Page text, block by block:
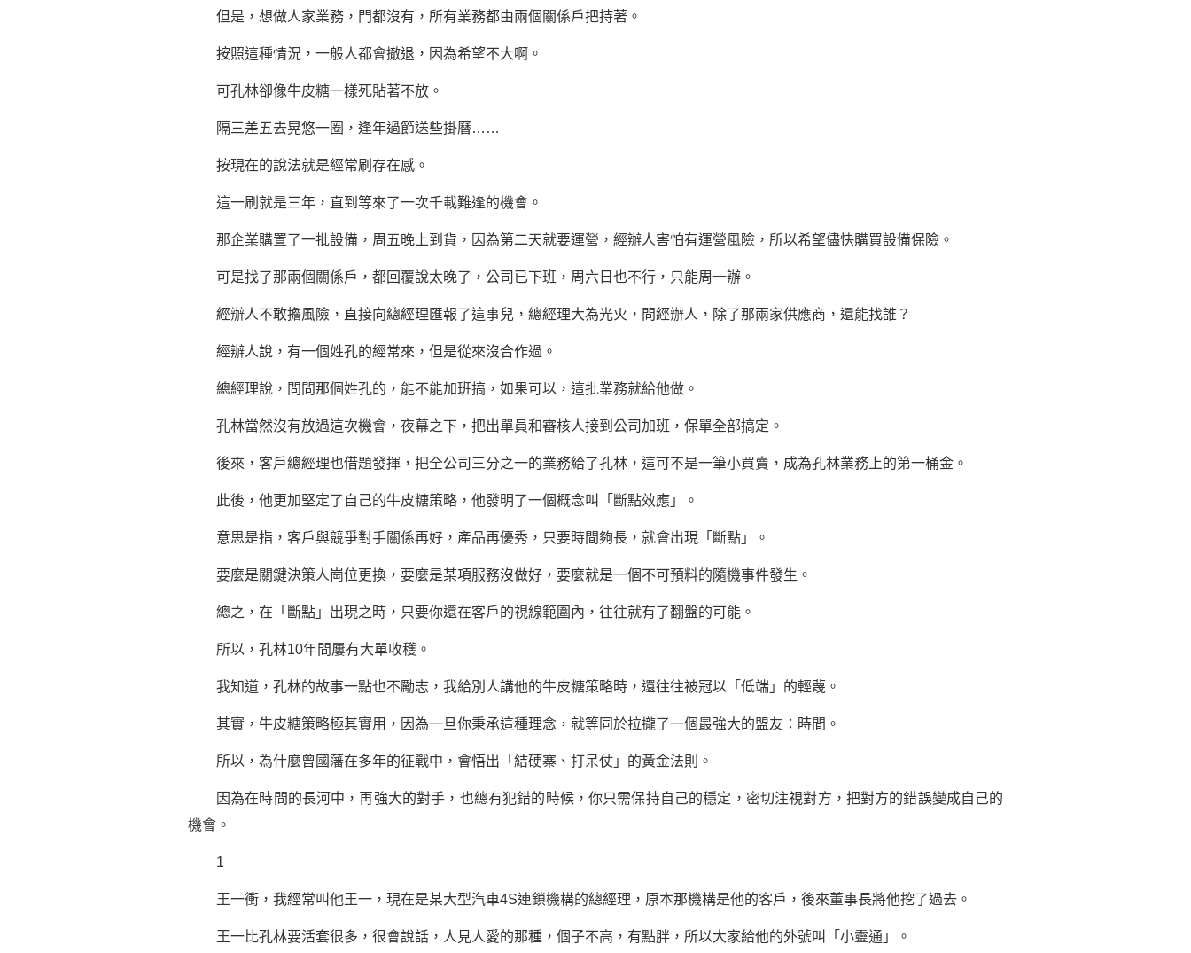
但是，想做人家業務，門都沒有，所有業務都由兩個關係戶把持著。
按照這種情況，一般人都會撤退，因為希望不大啊。
可孔林卻像牛皮糖一樣死貼著不放。
隔三差五去晃悠一圈，逢年過節送些掛曆……
按現在的說法就是經常刷存在感。
這一刷就是三年，直到等來了一次千載難逢的機會。
那企業購置了一批設備，周五晚上到貨，因為第二天就要運營，經辦人害怕有運營風險，所以希望儘快購買設備保險。
可是找了那兩個關係戶，都回覆說太晚了，公司已下班，周六日也不行，只能周一辦。
經辦人不敢擔風險，直接向總經理匯報了這事兒，總經理大為光火，問經辦人，除了那兩家供應商，還能找誰？
經辦人說，有一個姓孔的經常來，但是從來沒合作過。
總經理說，問問那個姓孔的，能不能加班搞，如果可以，這批業務就給他做。
孔林當然沒有放過這次機會，夜幕之下，把出單員和審核人接到公司加班，保單全部搞定。
後來，客戶總經理也借題發揮，把全公司三分之一的業務給了孔林，這可不是一筆小買賣，成為孔林業務上的第一桶金。
此後，他更加堅定了自己的牛皮糖策略，他發明了一個概念叫「斷點效應」。
意思是指，客戶與競爭對手關係再好，產品再優秀，只要時間夠長，就會出現「斷點」。
要麼是關鍵決策人崗位更換，要麼是某項服務沒做好，要麼就是一個不可預料的隨機事件發生。
總之，在「斷點」出現之時，只要你還在客戶的視線範圍內，往往就有了翻盤的可能。
所以，孔林10年間屢有大單收穫。
我知道，孔林的故事一點也不勵志，我給別人講他的牛皮糖策略時，還往往被冠以「低端」的輕蔑。
其實，牛皮糖策略極其實用，因為一旦你秉承這種理念，就等同於拉攏了一個最強大的盟友：時間。
所以，為什麼曾國藩在多年的征戰中，會悟出「結硬寨、打呆仗」的黃金法則。
因為在時間的長河中，再強大的對手，也總有犯錯的時候，你只需保持自己的穩定，密切注視對方，把對方的錯誤變成自己的
機會。
1
王一衝，我經常叫他王一，現在是某大型汽車4S連鎖機構的總經理，原本那機構是他的客戶，後來董事長將他挖了過去。
王一比孔林要活套很多，很會說話，人見人愛的那種，個子不高，有點胖，所以大家給他的外號叫「小靈通」。